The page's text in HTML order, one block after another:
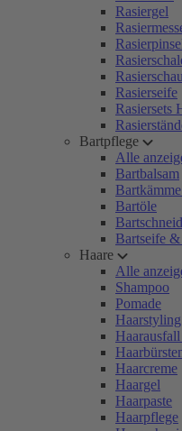
Rasiergel
Rasierseife
Rasiersets
Bartpflege
Alle
Bartbalsam
Bartöle
Bartseife
Haare
Alle
Shampoo
Pomade
Haarstyling
Haarcreme
Haargel
Haarpaste
Haarpflege